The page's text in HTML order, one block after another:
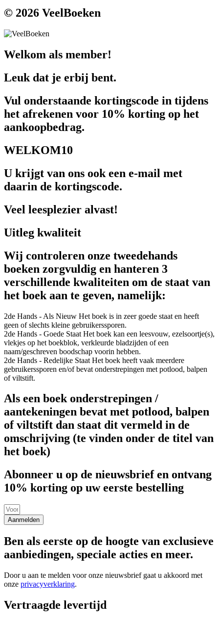
© 2026 VeelBoeken
Welkom als member!
Leuk dat je erbij bent.
Vul onderstaande kortingscode in tijdens
het afrekenen voor 10% korting op het
aankoopbedrag.
WELKOM10
U krijgt van ons ook een e-mail met
daarin de kortingscode.
Veel leesplezier alvast!
Uitleg kwaliteit
Wij controleren onze tweedehands
boeken zorgvuldig en hanteren 3
verschillende kwaliteiten om de staat van
het boek aan te geven, namelijk:
2de Hands - Als Nieuw Het boek is in zeer goede staat en heeft
geen of slechts kleine gebruikerssporen.
2de Hands - Goede Staat Het boek kan een leesvouw, ezelsoortje(s),
vlekjes op het boekblok, verkleurde bladzijden of een
naam/geschreven boodschap voorin hebben.
2de Hands - Redelijke Staat Het boek heeft vaak meerdere
gebruikerssporen en/of bevat onderstrepingen met potlood, balpen
of viltstift.
Als een boek onderstrepingen /
aantekeningen bevat met potlood, balpen
of viltstift dan staat dit vermeld in de
omschrijving (te vinden onder de titel van
het boek)
Abonneer u op de nieuwsbrief en ontvang
10% korting op uw eerste bestelling
Aanmelden
Ben als eerste op de hoogte van exclusieve
aanbiedingen, speciale acties en meer.
Door u aan te melden voor onze nieuwsbrief gaat u akkoord met
onze privacyverklaring.
Vertraagde levertijd